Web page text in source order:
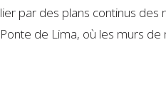
par des plans continus
de Lima, où les murs